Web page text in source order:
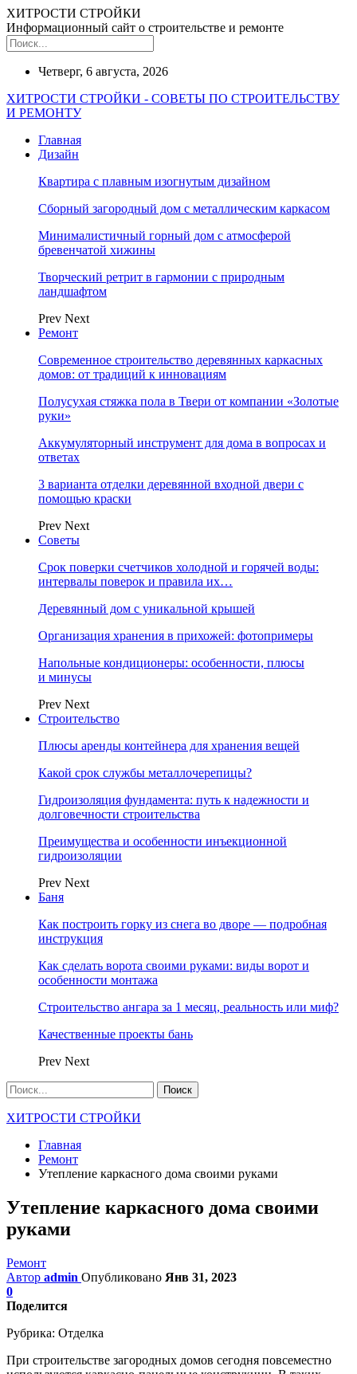
ХИТРОСТИ СТРОЙКИ
Информационный сайт о строительстве и ремонте
Четверг, 6 августа, 2026
ХИТРОСТИ СТРОЙКИ - СОВЕТЫ ПО СТРОИТЕЛЬСТВУ
И РЕМОНТУ
Главная
Дизайн
Квартира с плавным изогнутым дизайном
Сборный загородный дом с металлическим каркасом
Минималистичный горный дом с атмосферой
бревенчатой хижины
Творческий ретрит в гармонии с природным
ландшафтом
Prev Next
Ремонт
Современное строительство деревянных каркасных
домов: от традиций к инновациям
Полусухая стяжка пола в Твери от компании «Золотые
руки»
Аккумуляторный инструмент для дома в вопросах и
ответах
3 варианта отделки деревянной входной двери с
помощью краски
Prev Next
Советы
Срок поверки счетчиков холодной и горячей воды:
интервалы поверок и правила их…
Деревянный дом с уникальной крышей
Организация хранения в прихожей: фотопримеры
Напольные кондиционеры: особенности, плюсы
и минусы
Prev Next
Строительство
Плюсы аренды контейнера для хранения вещей
Какой срок службы металлочерепицы?
Гидроизоляция фундамента: путь к надежности и
долговечности строительства
Преимущества и особенности инъекционной
гидроизоляции
Prev Next
Баня
Как построить горку из снега во дворе — подробная
инструкция
Как сделать ворота своими руками: виды ворот и
особенности монтажа
Строительство ангара за 1 месяц, реальность или миф?
Качественные проекты бань
Prev Next
ХИТРОСТИ СТРОЙКИ
Главная
Ремонт
Утепление каркасного дома своими руками
Утепление каркасного дома своими
руками
Ремонт
Автор admin Опубликовано Янв 31, 2023
0
Поделится
Рубрика: Отделка
При строительстве загородных домов сегодня повсеместно